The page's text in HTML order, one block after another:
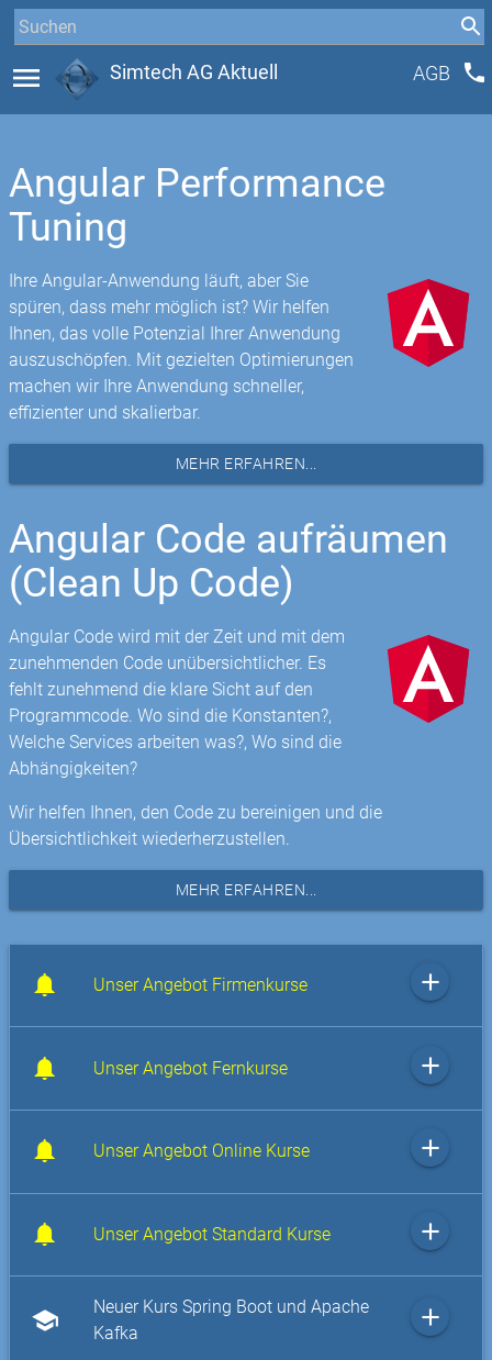
menu Simtech AG Aktuell AGB phone
Angular Performance
Tuning
Ihre Angular-Anwendung läuft, aber Sie
spüren, dass mehr möglich ist? Wir helfen
Ihnen, das volle Potenzial Ihrer Anwendung
auszuschöpfen. Mit gezielten Optimierungen
machen wir Ihre Anwendung schneller,
effizienter und skalierbar.
MEHR ERFAHREN...
Angular Code aufräumen
(Clean Up Code)
Angular Code wird mit der Zeit und mit dem
zunehmenden Code unübersichtlicher. Es
fehlt zunehmend die klare Sicht auf den
Programmcode. Wo sind die Konstanten?,
Welche Services arbeiten was?, Wo sind die
Abhängigkeiten?
Wir helfen Ihnen, den Code zu bereinigen und die
Übersichtlichkeit wiederherzustellen.
MEHR ERFAHREN...
Unser Angebot Firmenkurse add
Unser Angebot Fernkurse add
Unser Angebot Online Kurse add
Unser Angebot Standard Kurse add
school
Neuer Kurs Spring Boot und Apache
Kafka
add